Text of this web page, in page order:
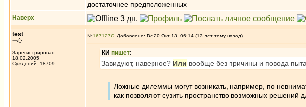
достаточнее предположенных
Наверх
test
一心
Зарегистрирован:
18.02.2005
Суждений: 18709
№167127 Добавлено: Вс 20 Окт 13, 06:14 (13 лет тому назад)
КИ пишет:
Завидуют, наверное? Или вообще без причины и повода
Ложные дилеммы могут возникать, например, по
как позволяют сузить пространство возможных